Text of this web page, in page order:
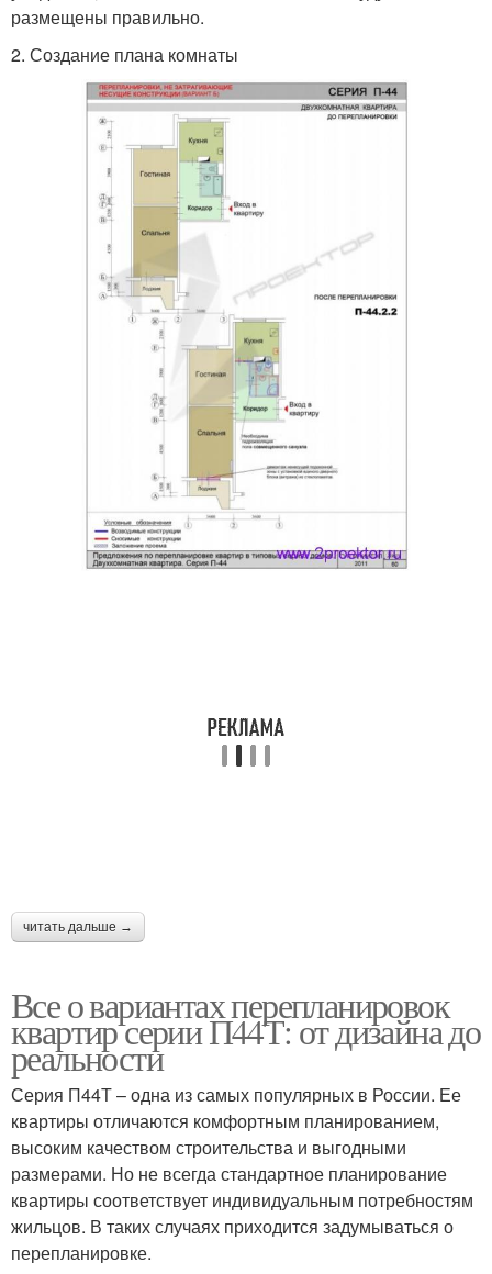
Квартиры в
Квартиры в санкт-
Квартиры в спб Панельная квартира
Квартиры в панельном
Квартиры в панельной
девятиэтажке
размещены правильно.
2. Создание плана комнаты
читать дальше →
Все о вариантах перепланировок
квартир серии П44Т: от дизайна до
реальности
Серия П44Т – одна из самых популярных в России. Ее
квартиры отличаются комфортным планированием,
высоким качеством строительства и выгодными
размерами. Но не всегда стандартное планирование
квартиры соответствует индивидуальным потребностям
жильцов. В таких случаях приходится задумываться о
перепланировке.